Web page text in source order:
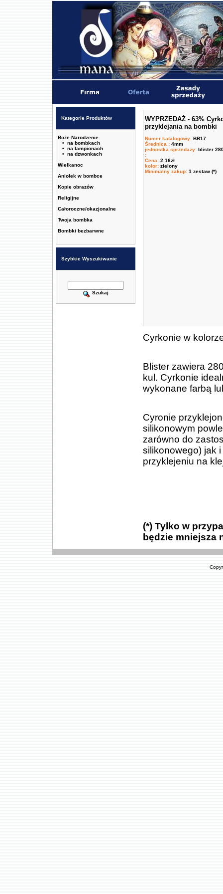
Kategorie Produktów
Boże Narodzenie
• na bombkach
• na lampionach
• na dzwonkach
Wielkanoc
Aniołek w bombce
Kopie obrazów
Religijne
Całoroczne/okazjonalne
Twoja bombka
Bombki bezbarwne
Szybkie Wyszukiwanie
Szukaj
WYPRZEDAŻ - 63%
przyklejania na bombki
Numer katalogowy: BR17
Średnica : 4mm
jednostka sprzedaży: blister
:
Cena: 2,16zł
kolor: zielony
Minimalny zakup: 1 zestaw (*)
Cyrkonie w
Blister zawiera
kul. Cyrkonie
wykonane farbą
Cyronie
silikonowym
zarówno do
silikonowego) jak
przyklejeniu na
(*) Tylko w
będzie mniejsza